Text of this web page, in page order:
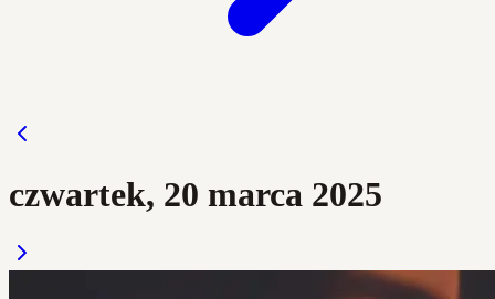
czwartek, 20 marca 2025